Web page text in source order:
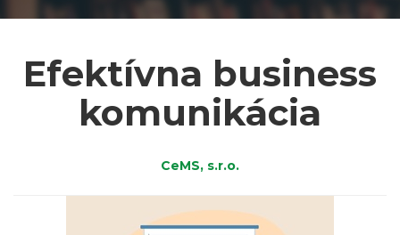
Efektívna business
komunikácia
CeMS, s.r.o.